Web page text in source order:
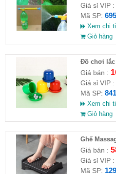
Giá sỉ VIP :
Mã SP:
Xem chi
Giỏ hàng
Đồ chơi lắc
Giá bán :
Giá sỉ VIP :
Mã SP:
Xem chi
Giỏ hàng
Ghế
Giá bán :
Giá sỉ VIP :
Mã SP: